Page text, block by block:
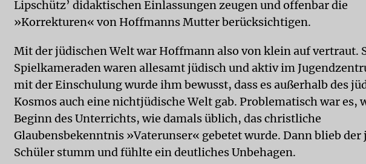
Lipschütz’ didaktischen Einlassungen zeugen und offenbar die
»Korrekturen« von Hoffmanns Mutter berücksichtigen.
Mit der jüdischen Welt war Hoffmann also von klein auf vertraut.
Spielkameraden waren allesamt jüdisch und aktiv im
mit der Einschulung wurde ihm bewusst, dass es außerhalb des
Kosmos auch eine nichtjüdische Welt gab. Problematisch war es,
Beginn des Unterrichts, wie damals üblich, das christliche
Glaubensbekenntnis »Vaterunser« gebetet wurde. Dann blieb der
Schüler stumm und fühlte ein deutliches Unbehagen.